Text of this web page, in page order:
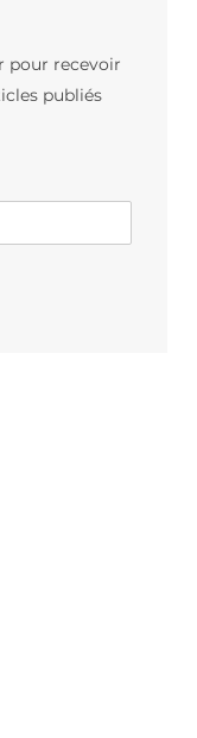
pour recevoir
publiés